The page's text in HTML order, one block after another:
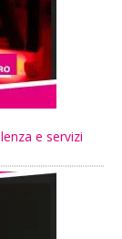
e servizi